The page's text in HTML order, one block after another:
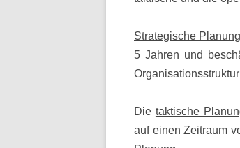
Strategische Planung
5 Jahren und
Die taktische
auf einen Zeitraum